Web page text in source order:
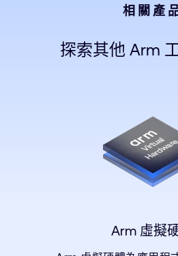
相關產
探索其他 Arm
Arm 虛擬